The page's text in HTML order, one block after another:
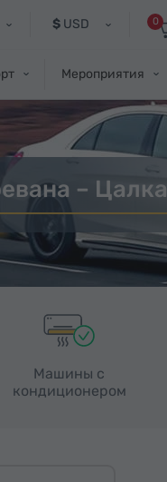
0
$USD
Мероприятия
– Цалка
Машины с
кондиционером